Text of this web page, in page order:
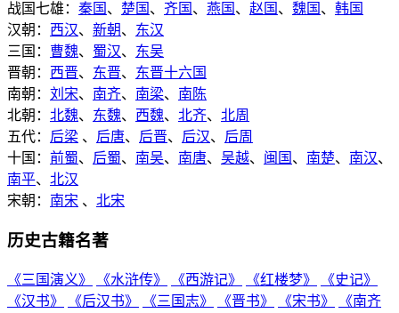
战国七雄： 秦国 、 楚国 、 齐国 、 燕国 、 赵国 、 魏国 、 韩国
汉朝： 西汉、 新朝、 东汉
三国： 曹魏、 蜀汉、 东吴
晋朝： 西晋、 东晋、 东晋十六国
南朝： 刘宋、 南齐、 南梁、 南陈
北朝： 北魏、 东魏、 西魏、 北齐、 北周
五代： 后梁 、 后唐、 后晋、 后汉、 后周
十国： 前蜀、 后蜀、 南吴、 南唐、 吴越、 闽国 、 南楚、 南汉、
南平、 北汉
宋朝： 南宋 、 北宋
历史古籍名著
《三国演义》 《水浒传》 《西游记》 《红楼梦》
《史记》
《汉书》
《后汉书》 《三国志》 《晋书》 《宋书》
《南齐